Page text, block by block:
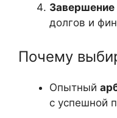
долгов и
Почему
Опытный
с успешной